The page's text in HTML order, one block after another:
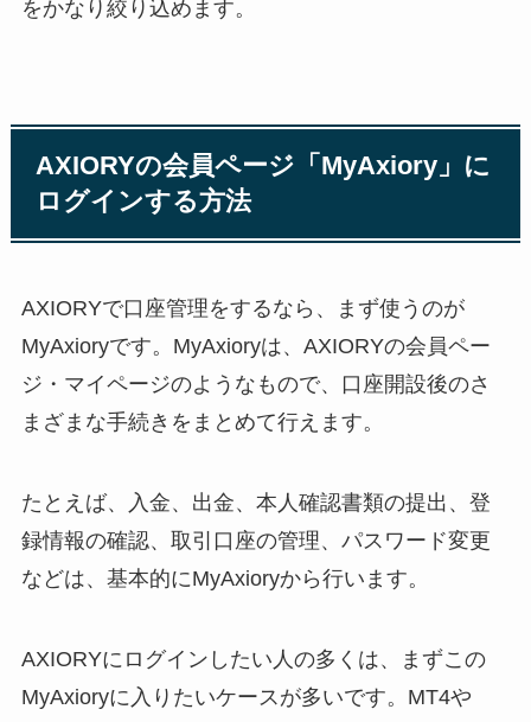
をかなり絞り込めます。
AXIORYの会員ページ「MyAxiory」に
ログインする方法
AXIORYで口座管理をするなら、まず使うのが
MyAxioryです。MyAxioryは、AXIORYの会員ペー
ジ・マイページのようなもので、口座開設後のさ
まざまな手続きをまとめて行えます。
たとえば、入金、出金、本人確認書類の提出、登
録情報の確認、取引口座の管理、パスワード変更
などは、基本的にMyAxioryから行います。
AXIORYにログインしたい人の多くは、まずこの
MyAxioryに入りたいケースが多いです。MT4や